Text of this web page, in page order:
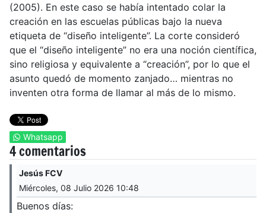
(2005). En este caso se había intentado colar la
creación en las escuelas públicas bajo la nueva
etiqueta de “diseño inteligente”. La corte consideró
que el “diseño inteligente” no era una noción científica,
sino religiosa y equivalente a “creación”, por lo que el
asunto quedó de momento zanjado… mientras no
inventen otra forma de llamar al más de lo mismo.
Whatsapp
4 comentarios
Jesús FCV
Miércoles, 08 Julio 2026 10:48
Buenos días: